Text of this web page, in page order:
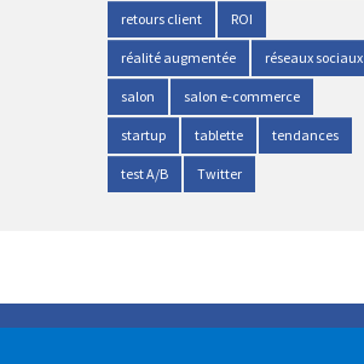
retours client ROI
réalité augmentée réseaux sociaux
salon salon e-commerce
startup tablette tendances
test A/B Twitter